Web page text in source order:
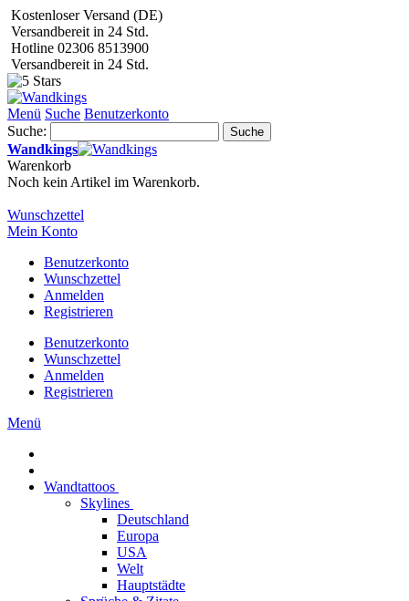
Kostenloser Versand (DE)
Versandbereit in 24 Std.
Hotline 02306 8513900
Versandbereit in 24 Std.
Menü Suche Benutzerkonto
Suche:
Suche
Wandkings
Warenkorb
Noch kein Artikel im Warenkorb.
Wunschzettel
Mein Konto
Benutzerkonto
Wunschzettel
Anmelden
Registrieren
Benutzerkonto
Wunschzettel
Anmelden
Registrieren
Menü
Wandtattoos
Skylines
Deutschland
Europa
USA
Welt
Hauptstädte